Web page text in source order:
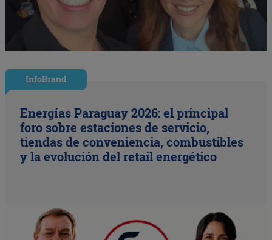
InfoBrand
Energías Paraguay 2026: el principal
foro sobre estaciones de servicio,
tiendas de conveniencia, combustibles
y la evolución del retail energético